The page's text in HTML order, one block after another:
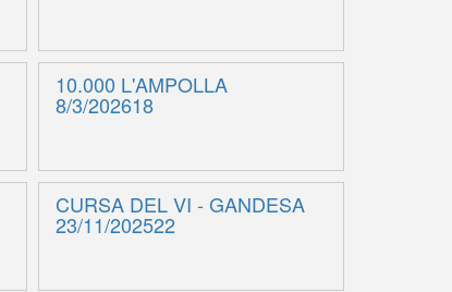
10.000 L'AMPOLLA
8/3/202618
CURSA DEL VI - GANDESA
23/11/202522